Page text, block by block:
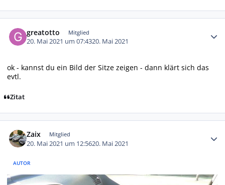
greatotto Mitglied
20. Mai 2021 um 07:4320. Mai 2021
ok - kannst du ein Bild der Sitze zeigen - dann klärt sich das
evtl.
Zitat
Zaix Mitglied
20. Mai 2021 um 12:5620. Mai 2021
AUTOR